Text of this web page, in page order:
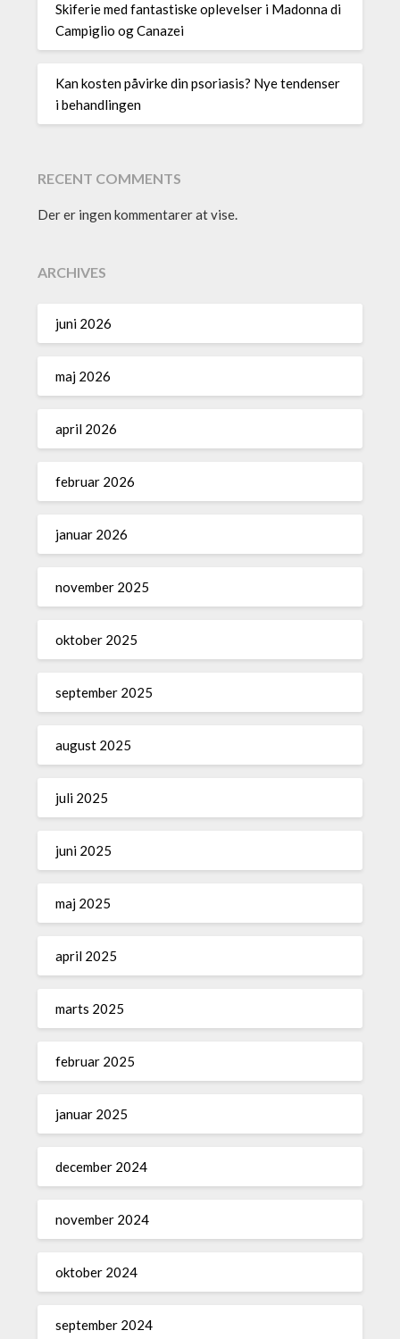
Skiferie med fantastiske oplevelser i Madonna di
Campiglio og Canazei
Kan kosten påvirke din psoriasis? Nye tendenser
i behandlingen
RECENT COMMENTS
Der er ingen kommentarer at vise.
ARCHIVES
juni 2026
maj 2026
april 2026
februar 2026
januar 2026
november 2025
oktober 2025
september 2025
august 2025
juli 2025
juni 2025
maj 2025
april 2025
marts 2025
februar 2025
januar 2025
december 2024
november 2024
oktober 2024
september 2024